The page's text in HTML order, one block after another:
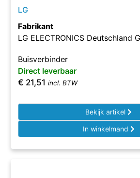
LG
Fabrikant
LG ELECTRONICS Deutschland
Buisverbinder
Direct leverbaar
€ 21,51 incl. BTW
Bekijk artikel
In winkelmand